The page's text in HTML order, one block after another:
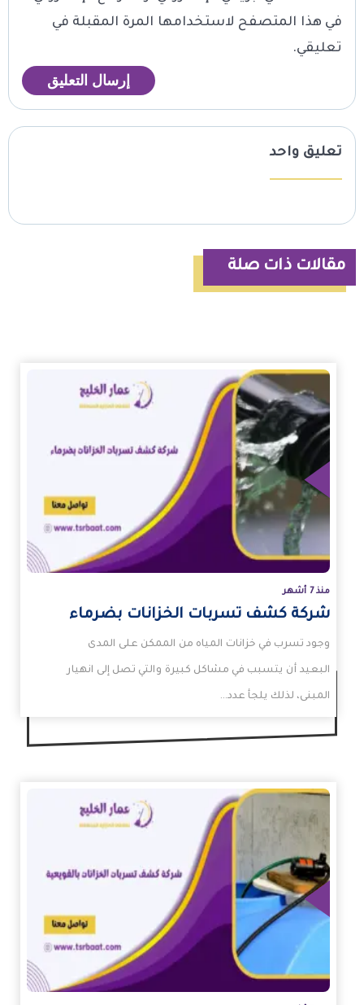
في هذا المتصفح لاستخدامها المرة المقبلة في
تعليقي.
تعليق واحد
مقالات ذات صلة
منذ 7 أشهر
شركة كشف تسربات الخزانات بضرماء
وجود تسرب في خزانات المياه من الممكن على المدى
البعيد أن يتسبب في مشاكل كبيرة والتي تصل إلى انهيار
المبنى، لذلك يلجأ عدد…